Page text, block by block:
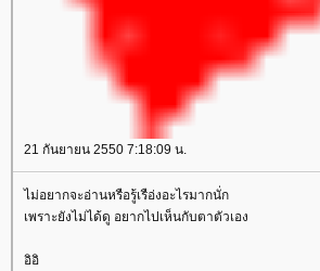
21 กันยายน 2550 7:18:09 น.
ไม่อยากจะอ่านหรือรู้เรือ่งอะไรมากนั่ก
เพราะยังไม่ได้ดู อยากไปเห็นกับตาตัวเอง
อิอิ